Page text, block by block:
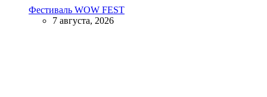
Фестиваль WOW FEST
7 августа, 2026